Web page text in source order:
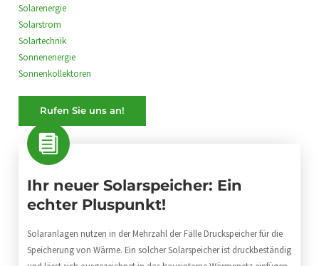
Solarenergie
Solarstrom
Solartechnik
Sonnenenergie
Sonnenkollektoren
Rufen Sie uns an!
Ihr neuer Solarspeicher: Ein
echter Pluspunkt!
Solaranlagen nutzen in der Mehrzahl der Fälle Druckspeicher für die
Speicherung von Wärme. Ein solcher Solarspeicher ist druckbeständig